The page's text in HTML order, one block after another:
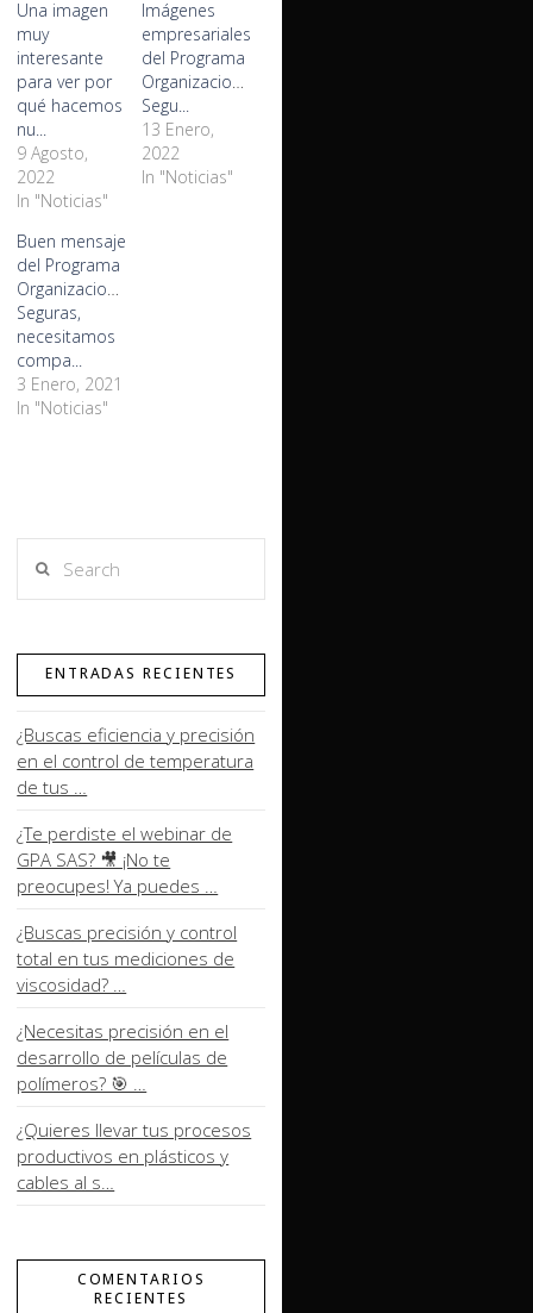
Una imagen
muy
interesante
para ver por
qué hacemos
nu...
9 Agosto,
2022
In "Noticias"
Imágenes
empresariales
del Programa
Organizaciones
Segu...
13 Enero,
2022
In "Noticias"
Buen mensaje
del Programa
Organizaciones
Seguras,
necesitamos
compa...
3 Enero, 2021
In "Noticias"
ENTRADAS RECIENTES
¿Buscas eficiencia y precisión
en el control de temperatura
de tus …
¿Te perdiste el webinar de
GPA SAS? 🎥 ¡No te
preocupes! Ya puedes …
¿Buscas precisión y control
total en tus mediciones de
viscosidad? …
¿Necesitas precisión en el
desarrollo de películas de
polímeros? 🎯 …
¿Quieres llevar tus procesos
productivos en plásticos y
cables al s…
COMENTARIOS
RECIENTES